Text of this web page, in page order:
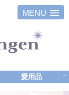
MENU
愛用品